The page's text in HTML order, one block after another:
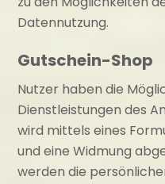
Datennutzung.
Gutschein-Shop
Nutzer haben die
Dienstleistungen des
wird mittels eines
und eine Widmung
werden die